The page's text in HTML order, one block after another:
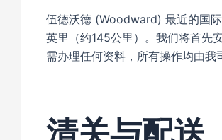
伍德沃德 (Woodward) 最近的国
英里（约145公里）。我们将首先
需办理任何资料，所有操作均由我